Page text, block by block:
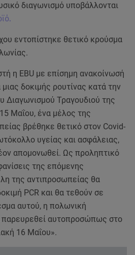
διαγωνισμό υποβάλλονται
εντοπίστηκε θετικό κρούσμα
η EBU με επίσημη ανακοίνωσή
δοκιμής ρουτίνας κατά την
Διαγωνισμού Τραγουδιού της
Μαΐου, ένα μέλος της
βρέθηκε θετικό στον Covid-
υγείας και ασφάλειας,
απομονωθεί. Ως προληπτικό
της επόμενης
της αντιπροσωπείας θα
PCR και θα τεθούν σε
αυτού, η πολωνική
παρευρεθεί αυτοπροσώπως στο
16 Μαΐου».